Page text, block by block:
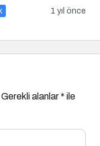
1 yıl önce
Gerekli alanlar* ile